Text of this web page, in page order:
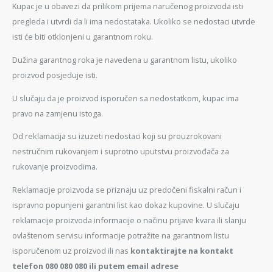
Kupac je u obavezi da prilikom prijema naručenog proizvoda isti
pregleda i utvrdi da li ima nedostataka. Ukoliko se nedostaci utvrde
isti će biti otklonjeni u garantnom roku.
Dužina garantnog roka je navedena u garantnom listu, ukoliko
proizvod posjeduje isti.
U slučaju da je proizvod isporučen sa nedostatkom, kupac ima
pravo na zamjenu istoga.
Od reklamacija su izuzeti nedostaci koji su prouzrokovani
nestručnim rukovanjem i suprotno uputstvu proizvođača za
rukovanje proizvodima.
Reklamacije proizvoda se priznaju uz predočeni fiskalni račun i
ispravno popunjeni garantni list kao dokaz kupovine. U slučaju
reklamacije proizvoda informacije o načinu prijave kvara ili slanju
ovlaštenom servisu informacije potražite na garantnom listu
isporučenom uz proizvod ili nas kontaktirajte na kontakt
telefon 080 080 080 ili putem email adrese